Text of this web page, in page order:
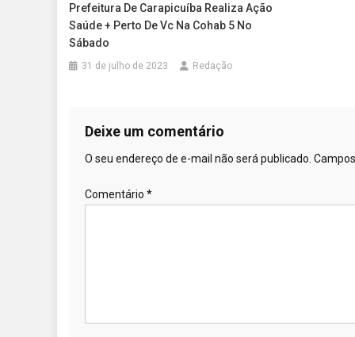
Prefeitura De Carapicuíba Realiza Ação
Saúde + Perto De Vc Na Cohab 5 No
Sábado
31 de julho de 2023 Redação
Deixe um comentário
O seu endereço de e-mail não será publicado.
Comentário *